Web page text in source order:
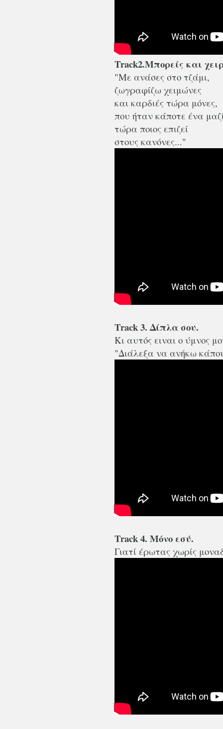
Track2.Μπορείς και
"Με ανάσες στο τζάμι,
ζωγραφίζω χειμώνες
και καρδιές τώρα μόνες,
που ήταν κάποτε ένα
τώρα ποιος επιζεί
στους κανόνες..."
Track 3. Δίπλα σου.
Κι αυτός ειναι ο ύμνος
"Διάλεξα να ανήκω
Track 4. Μόνο εσύ.
Γιατί έρωτας χωρίς